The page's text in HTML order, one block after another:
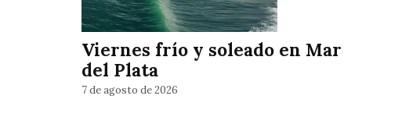
Viernes frío y soleado en Mar
del Plata
7 de agosto de 2026